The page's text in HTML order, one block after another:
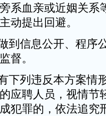
系血亲或近姻关系
动提出回避。
到信息公开、程序
督。
下列违反本方案情
应聘人员，视情节
犯罪的，依法追究